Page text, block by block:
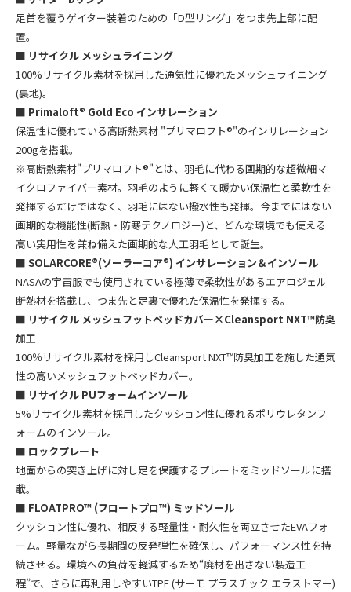
足首を覆うゲイター装着のための「D型リング」をつま先上部に配
置。
■ リサイクル メッシュライニング
100%リサイクル素材を採用した通気性に優れたメッシュライニング
(裏地)。
■ Primaloft® Gold Eco インサレーション
保温性に優れている高断熱素材 "プリマロフト®"のインサレーション
200gを搭載。
※高断熱素材"プリマロフト®"とは、羽毛に代わる画期的な超微細マ
イクロファイバー素材。羽毛のように軽くて暖かい保温性と柔軟性を
発揮するだけではなく、羽毛にはない撥水性も発揮。今までにはない
画期的な機能性(断熱・防寒テクノロジー)と、どんな環境でも使える
高い実用性を兼ね備えた画期的な人工羽毛として誕生。
■ SOLARCORE®(ソーラーコア®) インサレーション＆インソール
NASAの宇宙服でも使用されている極薄で柔軟性があるエアロジェル
断熱材を搭載し、つま先と足裏で優れた保温性を発揮する。
■ リサイクル メッシュフットベッドカバー×Cleansport NXT™防臭
加工
100％リサイクル素材を採用しCleansport NXT™防臭加工を施した通気
性の高いメッシュフットベッドカバー。
■ リサイクル PUフォームインソール
5%リサイクル素材を採用したクッション性に優れるポリウレタンフ
ォームのインソール。
■ ロックプレート
地面からの突き上げに対し足を保護するプレートをミッドソールに搭
載。
■ FLOATPRO™ (フロートプロ™) ミッドソール
クッション性に優れ、相反する軽量性・耐久性を両立させたEVAフォ
ーム。軽量ながら長期間の反発弾性を確保し、パフォーマンス性を持
続させる。環境への負荷を軽減するため“廃材を出さない製造工
程”で、さらに再利用しやすいTPE (サーモ プラスチック エラストマー)